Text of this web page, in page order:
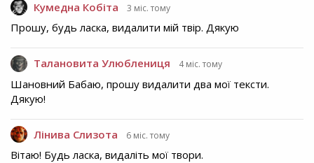
Кумедна Кобіта 3 міс. тому
Прошу, будь ласка, видалити мій твір. Дякую
Талановита Улюблениця 4 міс. тому
Шановний Бабаю, прошу видалити два мої тексти.
Дякую!
Лінива Слизота 6 міс. тому
Вітаю! Будь ласка, видаліть мої твори.